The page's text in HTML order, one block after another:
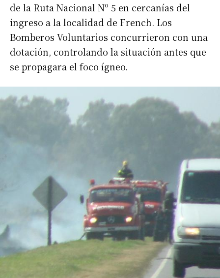
de la Ruta Nacional Nº 5 en cercanías del
ingreso a la localidad de French. Los
Bomberos Voluntarios concurrieron con una
dotación, controlando la situación antes que
se propagara el foco ígneo.